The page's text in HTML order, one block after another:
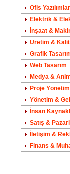
Ofis
Elektrik &
İnşaat &
Üretim &
Grafik
Web Tasarım
Medya &
Proje
Yönetim &
İnsan
Satış &
İletişim &
Finans &